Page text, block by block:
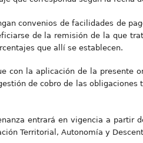
convenios de facilidades de
de la remisión de la que
que allí se establecen.
con la aplicación de la presente
de cobro de las
entrará en vigencia a partir
Territorial, Autonomía y